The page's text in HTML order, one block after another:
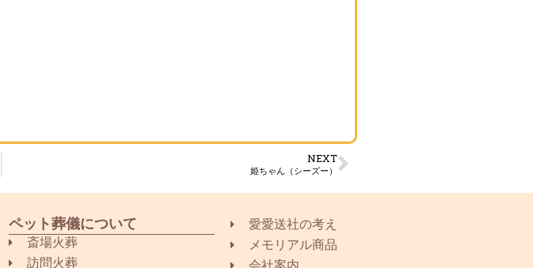
NEXT
姫ちゃん（シーズー）
ペット葬儀について
斎場火葬
訪問火葬
愛愛送社の考え
メモリアル商品
会社案内